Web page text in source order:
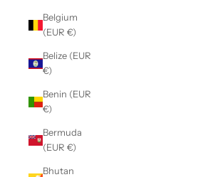
Belgium
(EUR €)
Belize (EUR
€)
Benin (EUR
€)
Bermuda
(EUR €)
Bhutan